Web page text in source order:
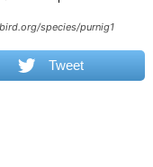
species/purnig1
Tweet